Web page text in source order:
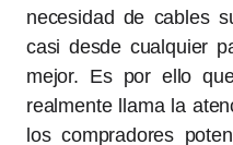
necesidad de cables
casi desde cualquier
mejor. Es por ello
realmente llama la
los compradores